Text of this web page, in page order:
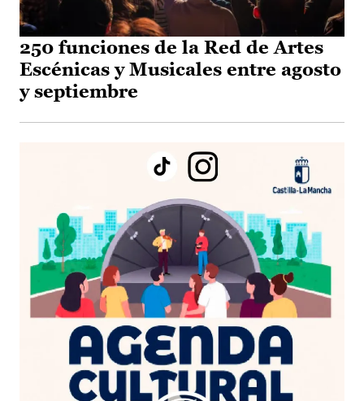
250 funciones de la Red de Artes
Escénicas y Musicales entre agosto
y septiembre